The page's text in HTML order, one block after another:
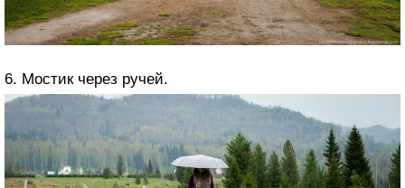
6. Мостик через ручей.